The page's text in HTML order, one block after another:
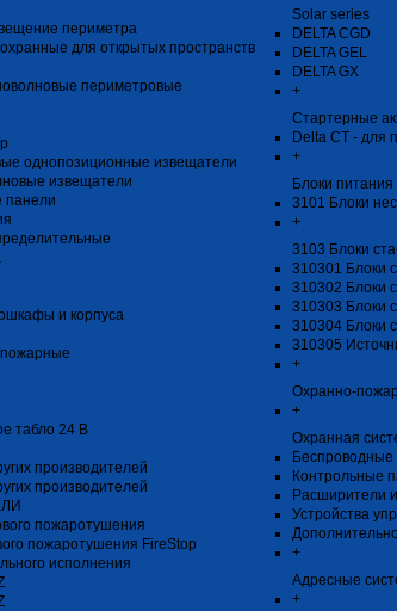
периметра
для открытых пространств
периметровые
однопозиционные извещатели
извещатели
панели
и корпуса
табло 24 В
производителей
производителей
пожаротушения
пожаротушения FireStop
исполнения
Solar series
DELTA CGD
DELTA GEL
DELTA GX
+
Стартерные
Delta CT - для
+
Блоки питания
3101 Блоки
+
3103 Блоки
310301 Блоки
310302 Блоки
310303 Блоки
310304 Блоки
310305
+
Охранно-
+
Охранная
Беспроводные
Контрольные
Расширители
Устройства
+
Адресные
+